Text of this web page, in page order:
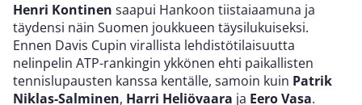
Henri Kontinen saapui Hankoon tiistaiaamuna ja
täydensi näin Suomen joukkueen täysilukuiseksi.
Ennen Davis Cupin virallista lehdistötilaisuutta
nelinpelin ATP-rankingin ykkönen ehti paikallisten
tennislupausten kanssa kentälle, samoin kuin Patrik
Niklas-Salminen, Harri Heliövaara ja Eero Vasa.